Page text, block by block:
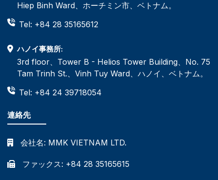
Hiep Binh Ward、ホーチミン市、ベトナム。
Tel: +84 28 35165612
ハノイ事務所:
3rd floor、Tower B - Helios Tower Building、No. 75
Tam Trinh St.、Vinh Tuy Ward、ハノイ、ベトナム。
Tel: +84 24 39718054
連絡先
会社名: MMK VIETNAM LTD.
ファックス: +84 28 35165615